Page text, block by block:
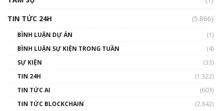
TIN TỨC 24H
(5.866)
BÌNH LUẬN DỰ ÁN
(1)
BÌNH LUẬN SỰ KIỆN TRONG TUẦN
(4)
SỰ KIỆN
(33)
TIN 24H
(1.322)
TIN TỨC AI
(603)
TIN TỨC BLOCKCHAIN
(2.842)